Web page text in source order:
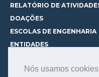
Nós usamos
RELATÓRIO DE
DOAÇÕES
ESCOLAS DE ENGENHARIA
ENTIDADES
CURSOS